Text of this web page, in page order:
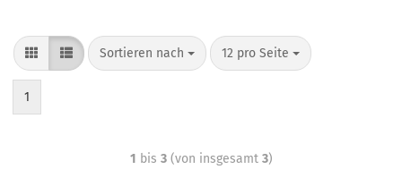
Sortieren nach 12 pro Seite
1
1 bis 3(von insgesamt 3)